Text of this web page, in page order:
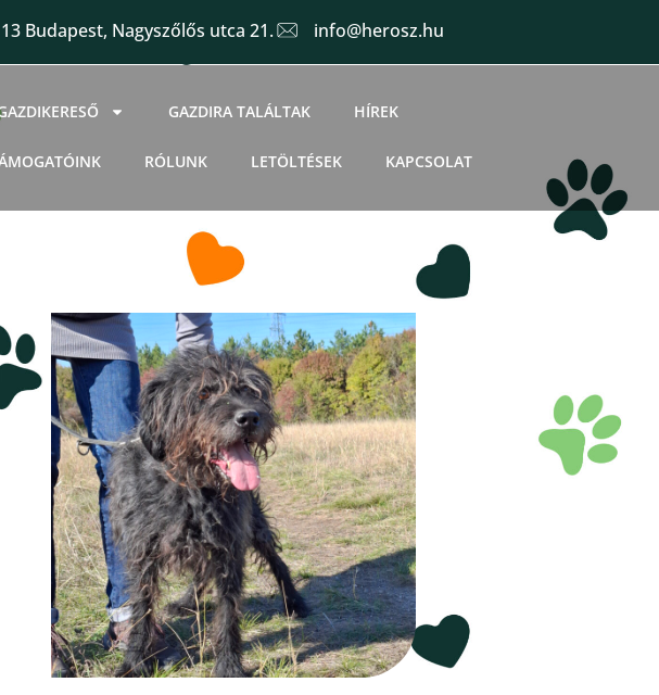
Budapest, Nagyszőlős utca 21. info@herosz.hu
GAZDIRA TALÁLTAK HÍREK
RÓLUNK LETÖLTÉSEK KAPCSOLAT